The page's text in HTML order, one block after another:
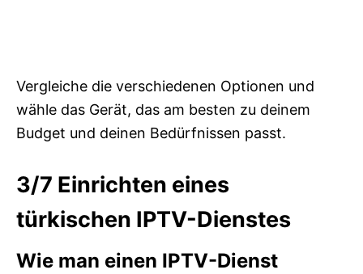
Vergleiche die verschiedenen Optionen und
wähle das Gerät, das am besten zu deinem
Budget und deinen Bedürfnissen passt.
3/7 Einrichten eines
türkischen IPTV-Dienstes
Wie man einen IPTV-Dienst